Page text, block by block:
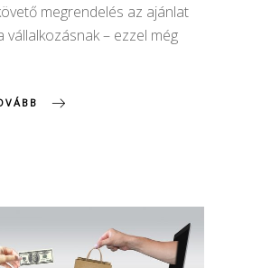
megrendelés az ajánlat
vállalkozásnak – ezzel még